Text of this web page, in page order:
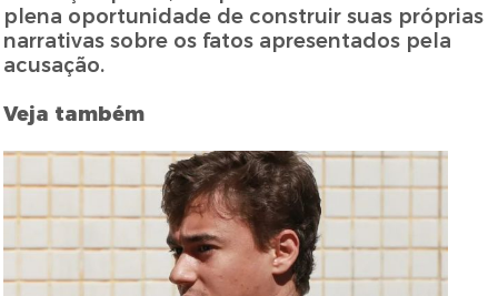
plena oportunidade de construir suas próprias
narrativas sobre os fatos apresentados pela
acusação.
Veja também